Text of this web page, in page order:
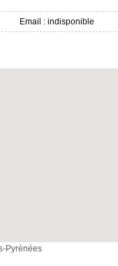
Email : indisponible
Pyrénées